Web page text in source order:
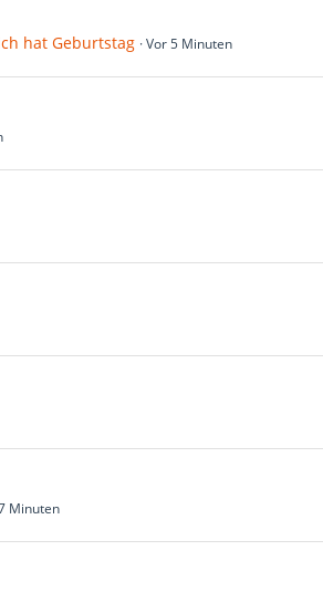
hat Geburtstag Vor 5 Minuten
Minuten